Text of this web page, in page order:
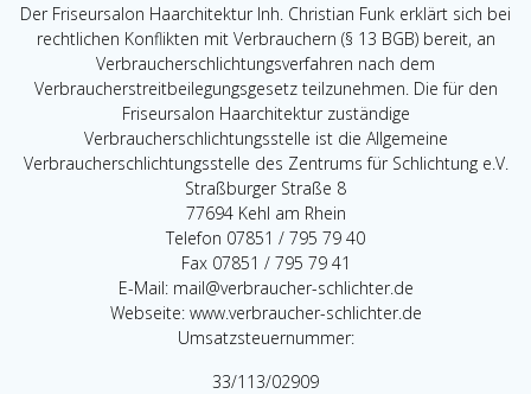
Der Friseursalon Haarchitektur Inh. Christian Funk erklärt sich bei
rechtlichen Konflikten mit Verbrauchern (§ 13 BGB) bereit, an
Verbraucherschlichtungsverfahren nach dem
Verbraucherstreitbeilegungsgesetz teilzunehmen. Die für den
Friseursalon Haarchitektur zuständige
Verbraucherschlichtungsstelle ist die Allgemeine
Verbraucherschlichtungsstelle des Zentrums für Schlichtung e.V.
Straßburger Straße 8
77694 Kehl am Rhein
Telefon 07851 / 795 79 40
Fax 07851 / 795 79 41
E-Mail: mail@verbraucher-schlichter.de
Webseite: www.verbraucher-schlichter.de
Umsatzsteuernummer:
33/113/02909